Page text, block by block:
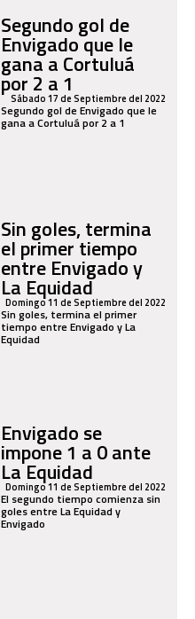
Segundo gol de
Envigado que le
gana a Cortuluá
por 2 a 1
Sábado 17 de Septiembre del 2022
Segundo gol de Envigado que le
gana a Cortuluá por 2 a 1
Sin goles, termina
el primer tiempo
entre Envigado y
La Equidad
Domingo 11 de Septiembre del 2022
Sin goles, termina el primer
tiempo entre Envigado y La
Equidad
Envigado se
impone 1 a 0 ante
La Equidad
Domingo 11 de Septiembre del 2022
El segundo tiempo comienza sin
goles entre La Equidad y
Envigado